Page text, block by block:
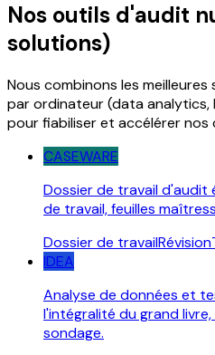
Nos outils d'audit
solutions)
Nous combinons les
par ordinateur (data
pour fiabiliser et accélérer nos
CASEWARE
Dossier de travail d'audit
de travail, feuilles
Dossier de travailRévision
IDEA
Analyse de données et
l'intégralité du grand
sondage.